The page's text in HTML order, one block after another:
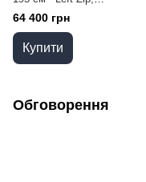
SUMMIT RED (RB
QSM-25-SUR-REG-LZ)
64 400 грн
Купити
Обговорення